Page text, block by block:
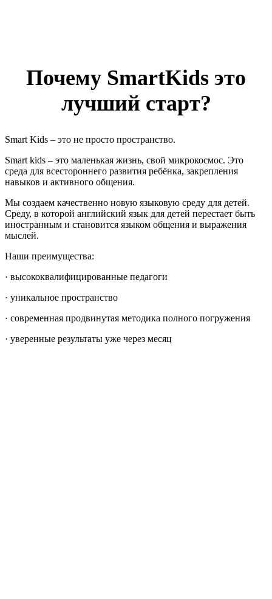
Почему SmartKids это
лучший старт?
Smart Kids – это не просто пространство.
Smart kids – это маленькая жизнь, свой микрокосмос. Это
среда для всестороннего развития ребёнка, закрепления
навыков и активного общения.
Мы создаем качественно новую языковую среду для детей.
Среду, в которой английский язык для детей перестает быть
иностранным и становится языком общения и выражения
мыслей.
Наши преимущества:
· высококвалифицированные педагоги
· уникальное пространство
· современная продвинутая методика полного погружения
· уверенные результаты уже через месяц